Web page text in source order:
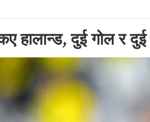
हालान्ड, दुई गोल र